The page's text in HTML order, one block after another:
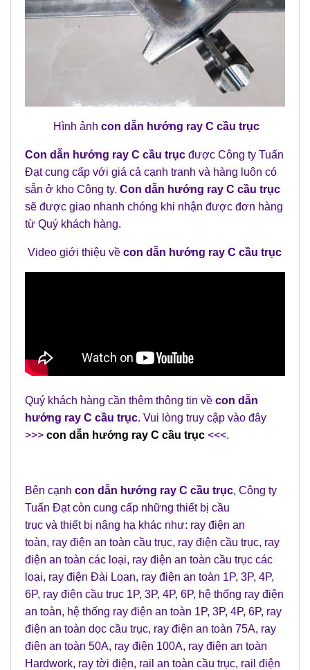
Hình ảnh con dẫn hướng ray C cầu trục
Con dẫn hướng ray C cầu trục được Công ty Tuấn
Đạt cung cấp với giá cả cạnh tranh và hàng luôn có
sẵn ở kho Công ty. Con dẫn hướng ray C cầu trục
sẽ được giao nhanh chóng khi nhận được đơn hàng
từ Quý khách hàng.
Video giới thiệu về con dẫn hướng ray C cầu trục
Quý khách hàng cần thêm thông tin về con dẫn
hướng ray C cầu trục. Vui lòng truy cập vào đây
>>> con dẫn hướng ray C cầu trục <<<.
Bên cạnh con dẫn hướng ray C cầu trục, Công ty
Tuấn Đạtcòn cung cấp những thiết bị cầu
trục và thiết bị nâng hạ khác như: ray điện an
toàn, ray điện an toàn cầu trục, ray điện cầu trục, ray
điện an toàn các loại, ray điện an toàn cầu trục các
loại, ray điện Đài Loan, ray điện an toàn 1P, 3P, 4P,
6P, ray điện cầu trục 1P, 3P, 4P, 6P, hệ thống ray điện
an toàn, hệ thống ray điện an toàn 1P, 3P, 4P, 6P, ray
điện an toàn dọc cầu trục, ray điện an toàn 75A, ray
điện an toàn 50A, ray điện 100A, ray điện an toàn
Hardwork, ray tời điện, rail an toàn cầu trục, rail điện